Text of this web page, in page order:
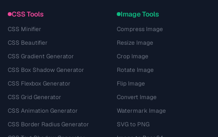
CSS Tools
CSS Minifier
CSS Beautifier
CSS Gradient Generator
CSS Box Shadow Generator
CSS Flexbox Generator
CSS Grid Generator
CSS Animation Generator
CSS Border Radius Generator
Image Tools
Compress Image
Resize Image
Crop Image
Rotate Image
Flip Image
Convert Image
Watermark Image
SVG to PNG